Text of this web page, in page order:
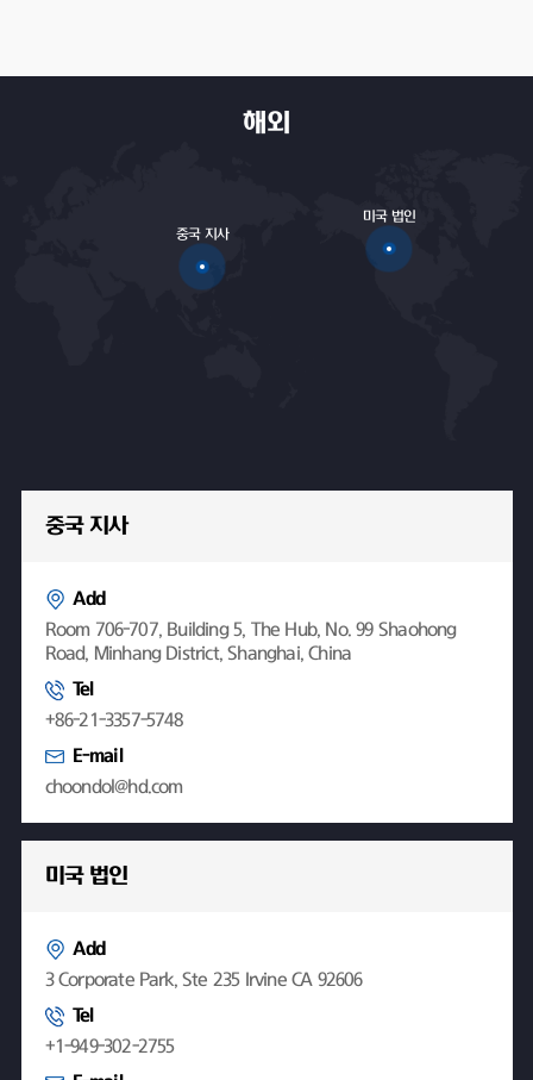
중국 지사
미국 법인
해외
중국 지사
Add
Room 706-707, Building 5, The Hub, No. 99 Shaohong
Road, Minhang District, Shanghai, China
Tel
+86-21-3357-5748
E-mail
choondol@hd.com
미국 법인
Add
3 Corporate Park, Ste 235 Irvine CA 92606
Tel
+1-949-302-2755